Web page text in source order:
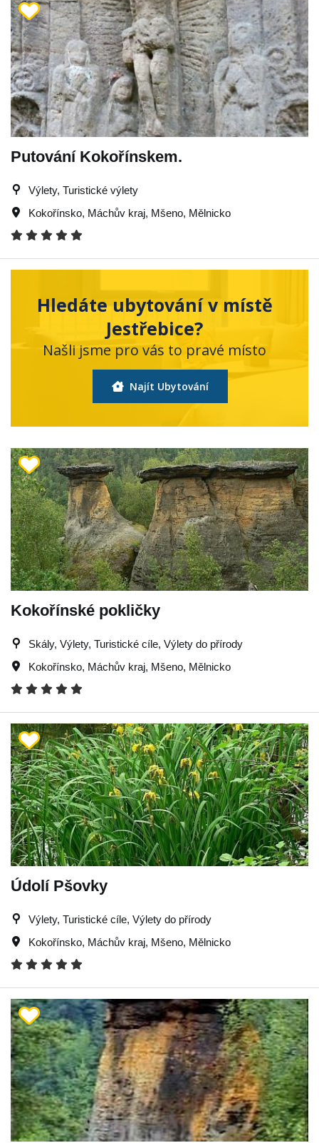
Putování Kokořínskem.
Výlety, Turistické výlety
Kokořínsko, Máchův kraj, Mšeno, Mělnicko
Hledáte ubytování v místě
Jestřebice?
Našli jsme pro vás to pravé místo
Najít Ubytování
Kokořínské pokličky
Skály, Výlety, Turistické cíle, Výlety do přírody
Kokořínsko, Máchův kraj, Mšeno, Mělnicko
Údolí Pšovky
Výlety, Turistické cíle, Výlety do přírody
Kokořínsko, Máchův kraj, Mšeno, Mělnicko